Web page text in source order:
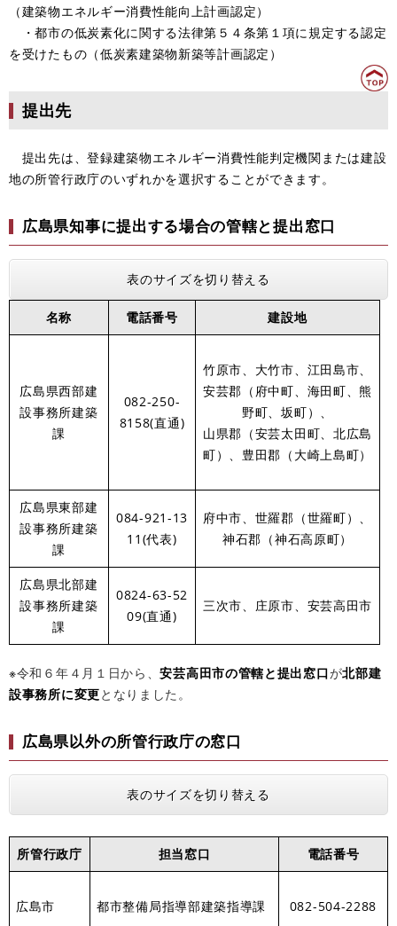
（建築物エネルギー消費性能向上計画認定）
・都市の低炭素化に関する法律第５４条第１項に規定する認定
を受けたもの（低炭素建築物新築等計画認定）
提出先
提出先は、登録建築物エネルギー消費性能判定機関または建設
地の所管行政庁のいずれかを選択することができます。
広島県知事に提出する場合の管轄と提出窓口
表のサイズを切り替える
名称 電話番号 建設地
広島県西部建
設事務所建築
課
082-250-
8158(直通)
竹原市、大竹市、江田島市、
安芸郡（府中町、海田町、熊
野町、坂町）、
山県郡（安芸太田町、北広島
町）、豊田郡（大崎上島町）
広島県東部建
設事務所建築
課
084-921-13
11(代表)
府中市、世羅郡（世羅町）、
神石郡（神石高原町）
広島県北部建
設事務所建築
課
0824-63-52
09(直通)
三次市、庄原市、安芸高田市
※令和６年４月１日から、安芸高田市の管轄と提出窓口が北部建
設事務所に変更となりました。
広島県以外の所管行政庁の窓口
表のサイズを切り替える
所管行政庁 担当窓口 電話番号
広島市 都市整備局指導部建築指導課 082-504-2288